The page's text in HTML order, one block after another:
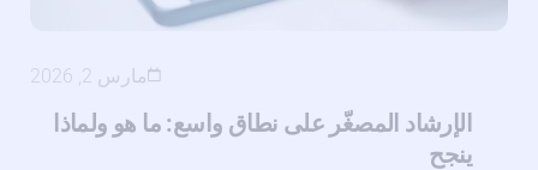
مارس 2, 2026
الإرشاد المصغّر على نطاق واسع: ما هو ولماذا
ينجح